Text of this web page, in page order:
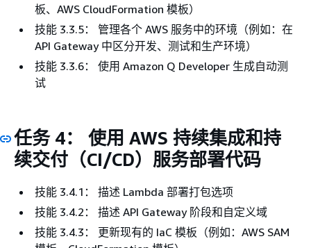
板、AWS CloudFormation 模板）
技能 3.3.5： 管理各个 AWS 服务中的环境（例如：在
API Gateway 中区分开发、测试和生产环境）
技能 3.3.6： 使用 Amazon Q Developer 生成自动测
试
任务 4： 使用 AWS 持续集成和持
续交付（CI/CD）服务部署代码
技能 3.4.1： 描述 Lambda 部署打包选项
技能 3.4.2： 描述 API Gateway 阶段和自定义域
技能 3.4.3： 更新现有的 IaC 模板（例如：AWS SAM